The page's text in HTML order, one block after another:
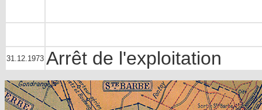
31.12.1973 Arrêt de l'exploitation